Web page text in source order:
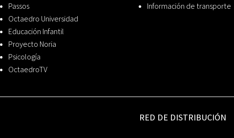
Passos
Octaedro Universidad
Educación Infantil
Proyecto Noria
Psicología
OctaedroTV
Información de transporte
RED DE DISTRIBUCIÓN